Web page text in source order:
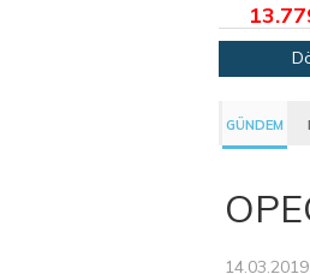
GÜNDEM